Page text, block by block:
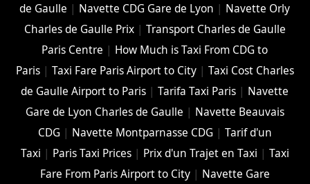
de Gaulle | Navette CDG Gare de Lyon | Navette Orly
Charles de Gaulle Prix| Transport Charles de Gaulle
Paris Centre | How Much is Taxi From CDG to
Paris| Taxi Fare Paris Airport to City| Taxi Cost Charles
de Gaulle Airport to Paris |Tarifa Taxi Paris | Navette
Gare de Lyon Charles de Gaulle | Navette Beauvais
CDG | Navette Montparnasse CDG | Tarif d'un
Taxi | Paris Taxi Prices| Prix d'un Trajet en Taxi | Taxi
Fare From Paris Airport to City| Navette Gare